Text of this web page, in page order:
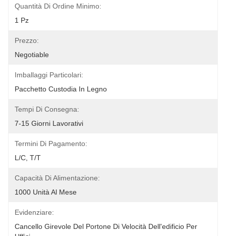
Quantità Di Ordine Minimo:
1 Pz
Prezzo:
Negotiable
Imballaggi Particolari:
Pacchetto Custodia In Legno
Tempi Di Consegna:
7-15 Giorni Lavorativi
Termini Di Pagamento:
L/C, T/T
Capacità Di Alimentazione:
1000 Unità Al Mese
Evidenziare:
Cancello Girevole Del Portone Di Velocità Dell'edificio Per